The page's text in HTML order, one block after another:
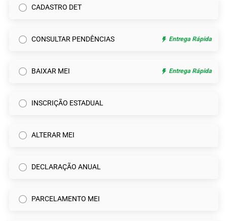
CADASTRO DET
CONSULTAR PENDÊNCIAS Entrega Rápida
BAIXAR MEI Entrega Rápida
INSCRIÇÃO ESTADUAL
ALTERAR MEI
DECLARAÇÃO ANUAL
PARCELAMENTO MEI